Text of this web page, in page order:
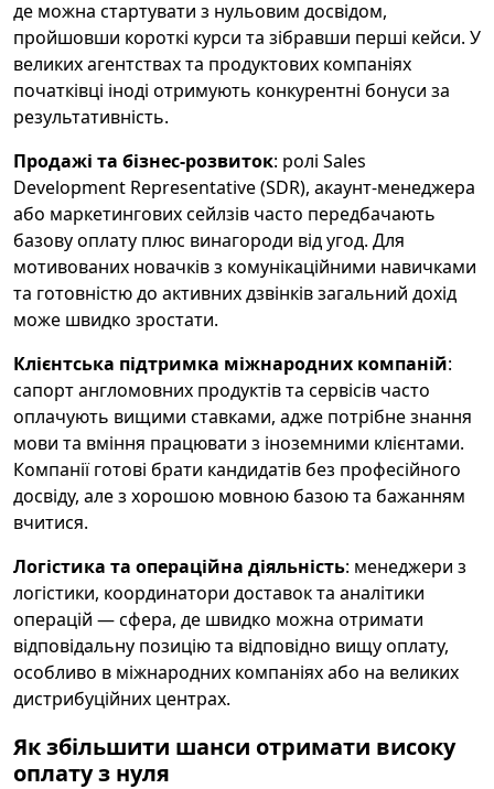
де можна стартувати з нульовим досвідом,
пройшовши короткі курси та зібравши перші кейси. У
великих агентствах та продуктових компаніях
початківці іноді отримують конкурентні бонуси за
результативність.
Продажі та бізнес-розвиток: ролі Sales
Development Representative (SDR), акаунт-менеджера
або маркетингових сейлзів часто передбачають
базову оплату плюс винагороди від угод. Для
мотивованих новачків з комунікаційними навичками
та готовністю до активних дзвінків загальний дохід
може швидко зростати.
Клієнтська підтримка міжнародних компаній:
сапорт англомовних продуктів та сервісів часто
оплачують вищими ставками, адже потрібне знання
мови та вміння працювати з іноземними клієнтами.
Компанії готові брати кандидатів без професійного
досвіду, але з хорошою мовною базою та бажанням
вчитися.
Логістика та операційна діяльність: менеджери з
логістики, координатори доставок та аналітики
операцій — сфера, де швидко можна отримати
відповідальну позицію та відповідно вищу оплату,
особливо в міжнародних компаніях або на великих
дистрибуційних центрах.
Як збільшити шанси отримати високу
оплату з нуля